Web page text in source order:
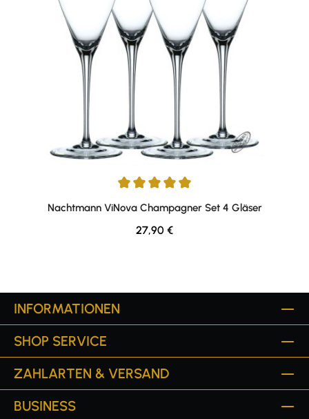
Durchschnittliche Bewertung von 5 von 5 Sternen
Nachtmann ViNova Champagner Set 4 Gläser
Regulärer Preis:
27,90 €
INFORMATIONEN
SHOP SERVICE
ZAHLARTEN & VERSAND
BUSINESS